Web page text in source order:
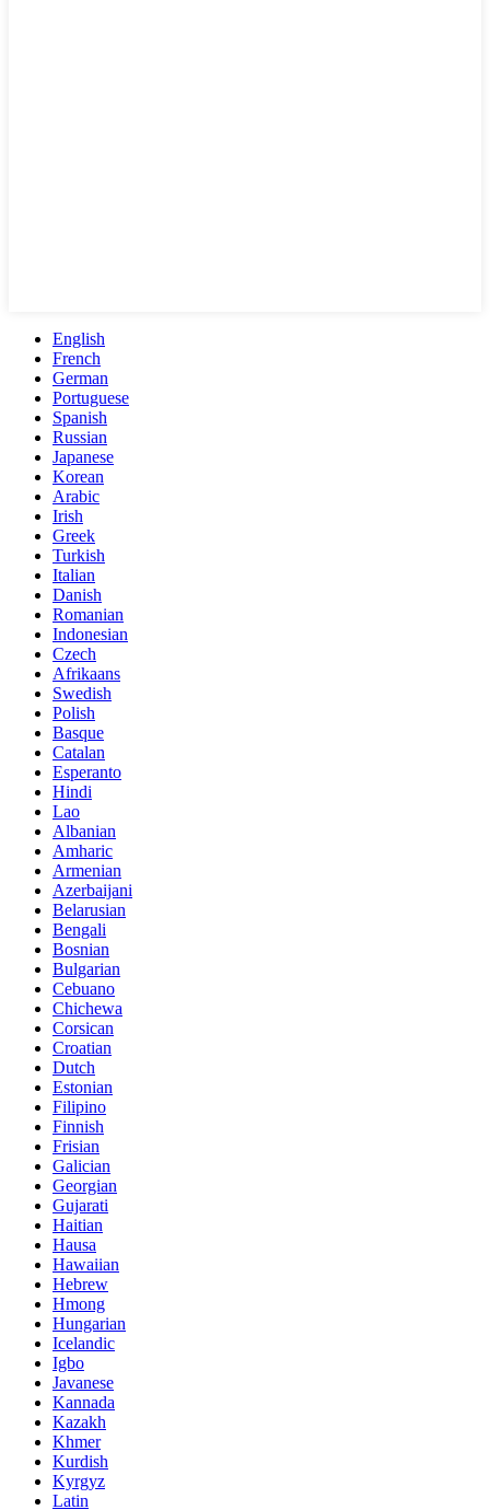
English
French
German
Portuguese
Spanish
Russian
Japanese
Korean
Arabic
Irish
Greek
Turkish
Italian
Danish
Romanian
Indonesian
Czech
Afrikaans
Swedish
Polish
Basque
Catalan
Esperanto
Hindi
Lao
Albanian
Amharic
Armenian
Azerbaijani
Belarusian
Bengali
Bosnian
Bulgarian
Cebuano
Chichewa
Corsican
Croatian
Dutch
Estonian
Filipino
Finnish
Frisian
Galician
Georgian
Gujarati
Haitian
Hausa
Hawaiian
Hebrew
Hmong
Hungarian
Icelandic
Igbo
Javanese
Kannada
Kazakh
Khmer
Kurdish
Kyrgyz
Latin